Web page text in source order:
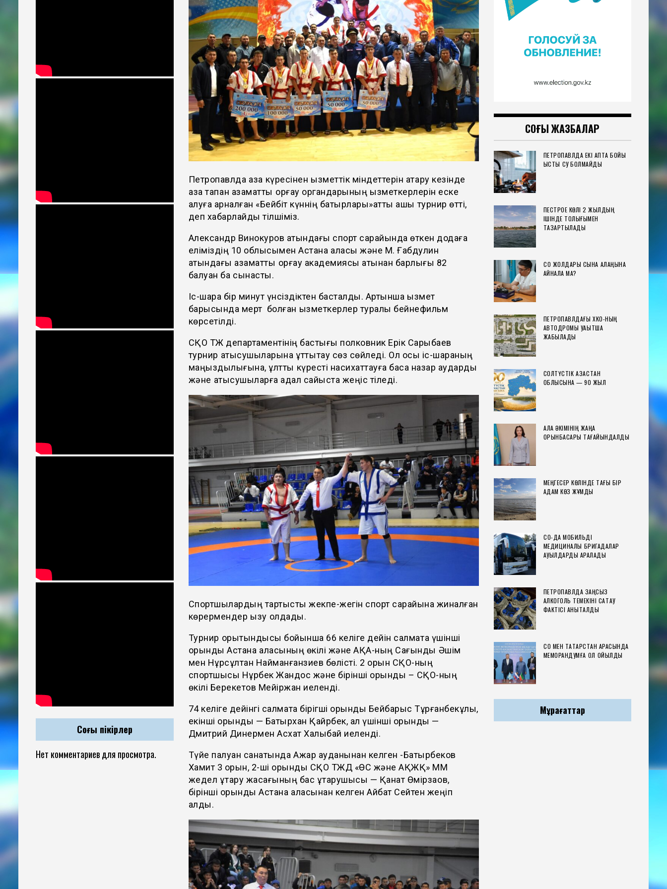
Петропавлда қазақ күресінен қызметтік міндеттерін атқару кезінде
қаза тапқан азаматтық қорғау органдарының қызметкерлерін еске
алуға арналған «Бейбіт күннің батырлары»атты ашық турнир өтті,
деп хабарлайды тілшіміз.
Александр Винокуров атындағы спорт сарайында өткен додаға
еліміздің 10 облысымен Астана қаласы және М. Ғабдулин
атындағы азаматтық қорғау академиясы атынан барлығы 82
балуан бақ сынасты.
Іс-шара бір минут үнсіздіктен басталды. Артынша қызмет
барысында мерт болған қызметкерлер туралы бейнефильм
көрсетілді.
СҚО ТЖ департаментінің бастығы полковник Ерік Сарыбаев
турнир қатысушыларына құттықтау сөз сөйледі. Ол осы іс-шараның
маңыздылығына, ұлттық күресті насихаттауға баса назар аударды
және қатысушыларға адал сайыста жеңіс тіледі.
Спортшылардың тартысты жекпе-жегін спорт сарайына жиналған
көрермендер қызу қолдады.
Турнир қорытындысы бойынша 66 келіге дейін салмақта үшінші
орынды Астана қаласының өкілі және АҚА-ның Сағындық Әшім
мен Нұрсұлтан Найманғанзиев бөлісті. 2 орын СҚО-ның
спортшысы Нұрбек Жандос және бірінші орынды – СҚО-ның
өкілі Берекетов Мейіржан иеленді.
74 келіге дейінгі салмақта бірігші орынды Бейбарыс Тұрғанбекұлы,
екінші орынды — Батырхан Қайрбек, ал үшінші орынды —
Дмитрий Динермен Асхат Халыбай иеленді.
Түйе палуан санатында Ақжар ауданынан келген -Батырбеков
Хамит 3 орын, 2-ші орынды СҚО ТЖД «ӨС және АҚЖҚ» ММ
жедел құтқару жасағының бас құтқарушысы — Қанат Өмірзақов,
бірінші орынды Астана қаласынан келген Айбат Сейтен жеңіп
алды.
Соңғы пікірлер
Нет комментариев для просмотра.
СОҢҒЫ ЖАЗБАЛАР
ПЕТРОПАВЛДА ЕКІ АПТА БОЙЫ
ЫСТЫҚ СУ БОЛМАЙДЫ
ПЕСТРОЕ КӨЛІ 2 ЖЫЛДЫҢ
ІШІНДЕ ТОЛЫҒЫМЕН
ТАЗАРТЫЛАДЫ
СҚО ЖОЛДАРЫ СЫНАҚ АЛАҢЫНА
АЙНАЛА МА?
ПЕТРОПАВЛДАҒЫ ХҚКО-НЫҢ
АВТОДРОМЫ УАҚЫТША
ЖАБЫЛАДЫ
СОЛТҮСТІК ҚАЗАҚСТАН
ОБЛЫСЫНА — 90 ЖЫЛ
ҚАЛА ӘКІМІНІҢ ЖАҢА
ОРЫНБАСАРЫ ТАҒАЙЫНДАЛДЫ
МЕҢГЕСЕР КӨЛІНДЕ ТАҒЫ БІР
АДАМ КӨЗ ЖҰМДЫ
СҚО-ДА МОБИЛЬДІ
МЕДИЦИНАЛЫҚ БРИГАДАЛАР
АУЫЛДАРДЫ АРАЛАДЫ
ПЕТРОПАВЛДА ЗАҢСЫЗ
АЛКОГОЛЬ ТЕМЕКІНІ САҚТАУ
ФАКТІСІ АНЫҚТАЛДЫ
СҚО МЕН ТАТАРСТАН АРАСЫНДА
МЕМОРАНДУМҒА ҚОЛ ҚОЙЫЛДЫ
Мұрағаттар